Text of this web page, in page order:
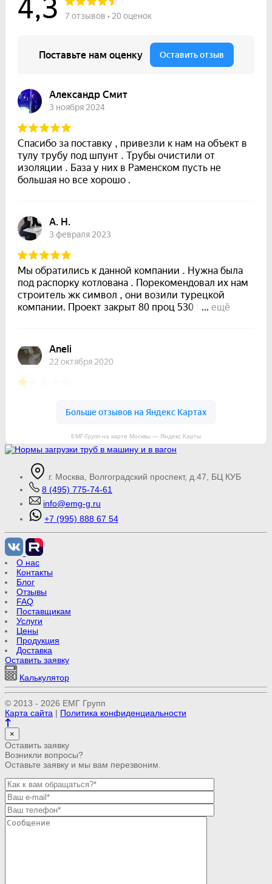
ЕМГ-Групп на карте Москвы — Яндекс Карты
г. Москва, Волгоградский проспект, д.47, БЦ КУБ
8 (495) 775-74-61
info@emg-g.ru
+7 (995) 888 67 54
О нас
Контакты
Блог
Отзывы
FAQ
Поставщикам
Услуги
Цены
Продукция
Доставка
Оставить заявку
Калькулятор
© 2013 - 2026 ЕМГ Групп
Карта сайта | Политика конфиденциальности
×
Оставить заявку
Возникли вопросы?
Оставьте заявку и мы вам перезвоним.